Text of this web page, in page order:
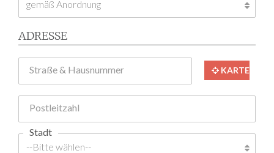
ADRESSE
Straße & Hausnummer KARTE
Postleitzahl
Stadt